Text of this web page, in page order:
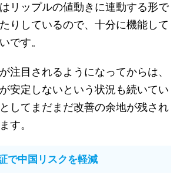
リップルの値動きに連動する形で
りしているので、十分に機能して
です。
注目されるようになってからは、
安定しないという状況も続いてい
してまだまだ改善の余地が残され
す。
で中国リスクを軽減